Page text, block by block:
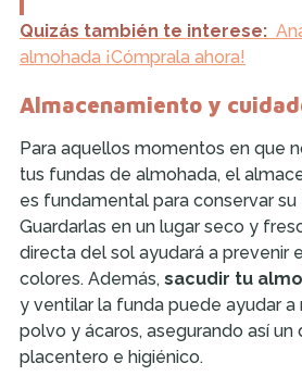
Quizás también te interese:
almohada ¡Cómprala ahora!
Almacenamiento y
Para aquellos momentos en que
tus fundas de almohada, el
es fundamental para conservar
Guardarlas en un lugar seco y
directa del sol ayudará a prevenir
colores. Además, sacudir tu
y ventilar la funda puede ayudar
polvo y ácaros, asegurando así un
placentero e higiénico.